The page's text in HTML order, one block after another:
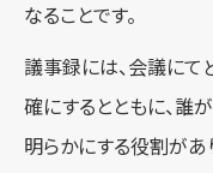
なることです。
議事録には、会議にて
確にするとともに、誰
明らかにする役割があ